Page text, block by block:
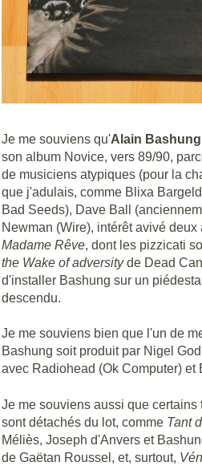
Je me souviens qu'Alain Bashung
son album Novice, vers 89/90,
de musiciens atypiques (pour la
que j'adulais, comme Blixa
Bad Seeds), Dave Ball
Newman (Wire), intérêt avivé
Madame Rêve, dont les pizzicati
the Wake of adversityde Dead
d'installer Bashung sur un
descendu.
Je me souviens bien que l'un de
Bashung soit produit par Nigel
avec Radiohead (Ok Computer) et
Je me souviens aussi que
sont détachés du lot, comme Tant
Méliès, Joseph d'Anvers et
de Gaëtan Roussel, et, surtout,